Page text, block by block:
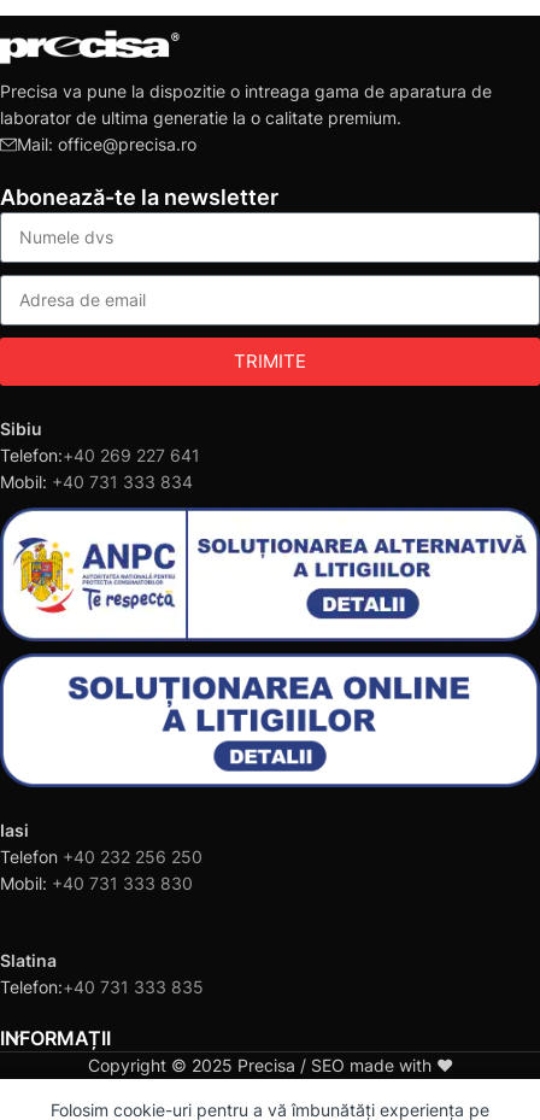
Precisa va pune la dispozitie o intreaga gama de aparatura de
laborator de ultima generatie la o calitate premium.
Mail: office@precisa.ro
Abonează-te la newsletter
TRIMITE
Sibiu
Telefon:+40 269 227 641
Mobil: +40 731 333 834
Iasi
Telefon +40 232 256 250
Mobil: +40 731 333 830
Slatina
Telefon:+40 731 333 835
INFORMAȚII
Copyright © 2025 Precisa / SEO made with ❤️
Folosim cookie-uri pentru a vă îmbunătăți experiența pe